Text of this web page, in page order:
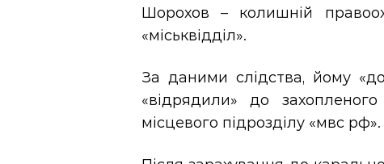
Шорохов – колишній
«міськвідділ».
За даними слідства, йому
«відрядили» до
місцевого підрозділу «мвс рф».